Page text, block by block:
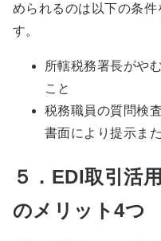
められるのは以下の条
す。
所轄税務署長がや
こと
税務職員の質問検
書面により提示ま
５．EDI取引活
のメリット4つ